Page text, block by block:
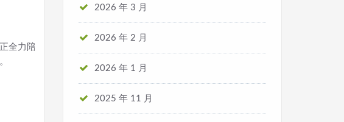
力陪同照料；8月24日凌晨，杨宗纬通过社交平台发文报平安，歌迷悬
。
2026 年 3 月
2026 年 2 月
2026 年 1 月
2025 年 11 月